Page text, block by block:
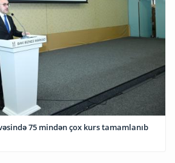
75 mindən çox kurs tamamlanıb